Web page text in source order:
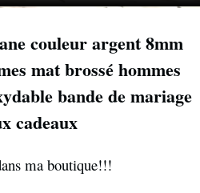
couleur argent 8mm
mat brossé hommes
bande de mariage
cadeaux
ma boutique!!!